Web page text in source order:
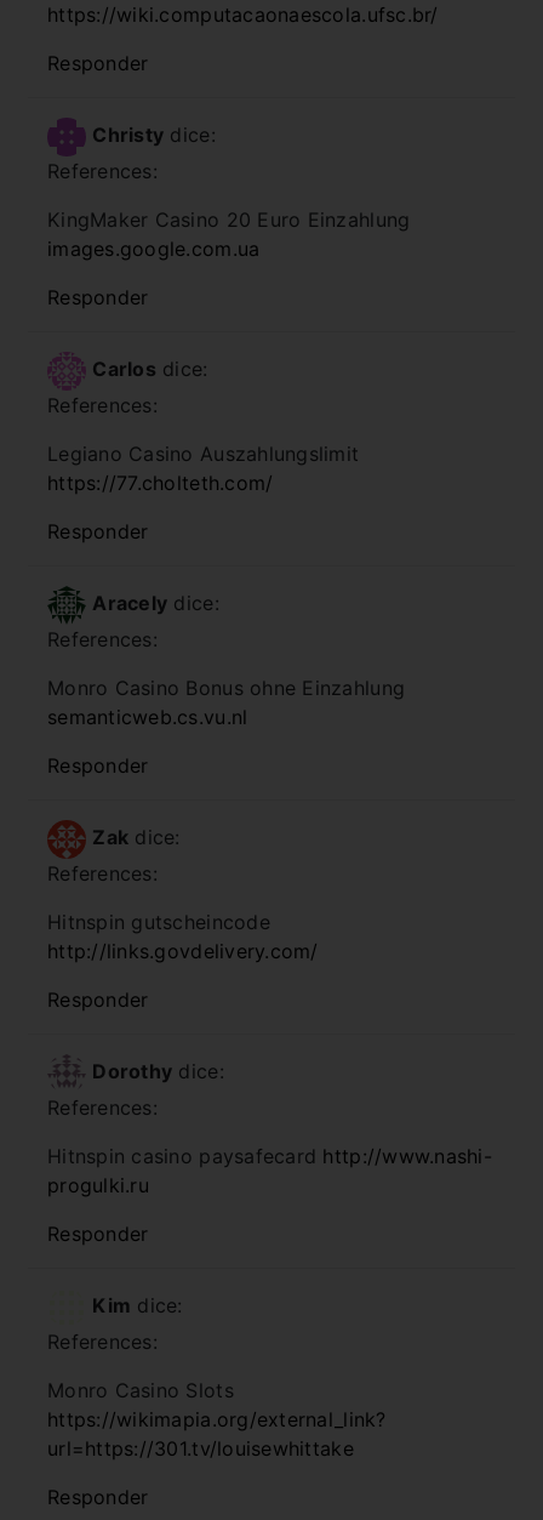
https://wiki.computacaonaescola.ufsc.br/
Responder
Christy dice:
References:
KingMaker Casino 20 Euro Einzahlung
images.google.com.ua
Responder
Carlos dice:
References:
Legiano Casino Auszahlungslimit
https://77.cholteth.com/
Responder
Aracely dice:
References:
Monro Casino Bonus ohne Einzahlung
semanticweb.cs.vu.nl
Responder
Zak dice:
References:
Hitnspin gutscheincode
http://links.govdelivery.com/
Responder
Dorothy dice:
References:
Hitnspin casino paysafecard http://www.nashi-
progulki.ru
Responder
Kim dice:
References:
Monro Casino Slots
https://wikimapia.org/external_link?
url=https://301.tv/louisewhittake
Responder